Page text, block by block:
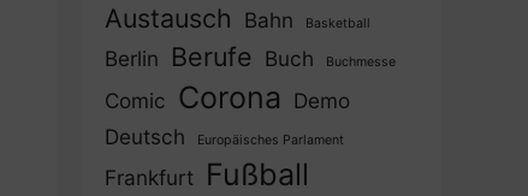
Austausch
Bahn Basketball
Berlin Berufe Buch Buchmesse
Comic Corona
Demo
Deutsch
Europäisches Parlament
Frankfurt Fußball